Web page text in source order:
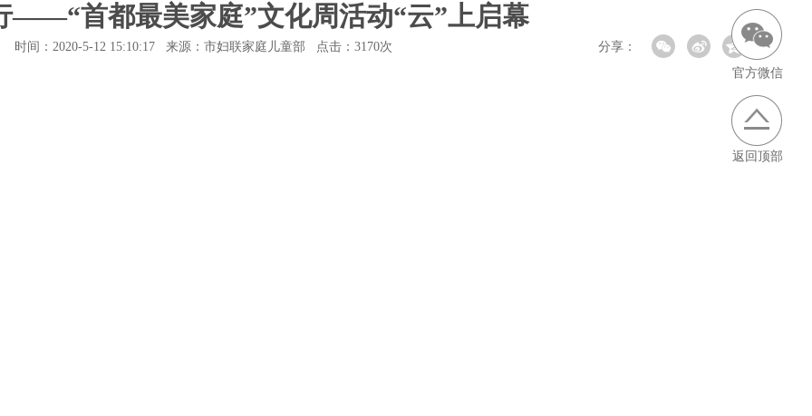
——“首都最美家庭”文化周活动“云”上启幕
时间：2020-5-12 15:10:17 来源：市妇联家庭儿童部 点击： 3170次 分享：
官方微信
返回顶部